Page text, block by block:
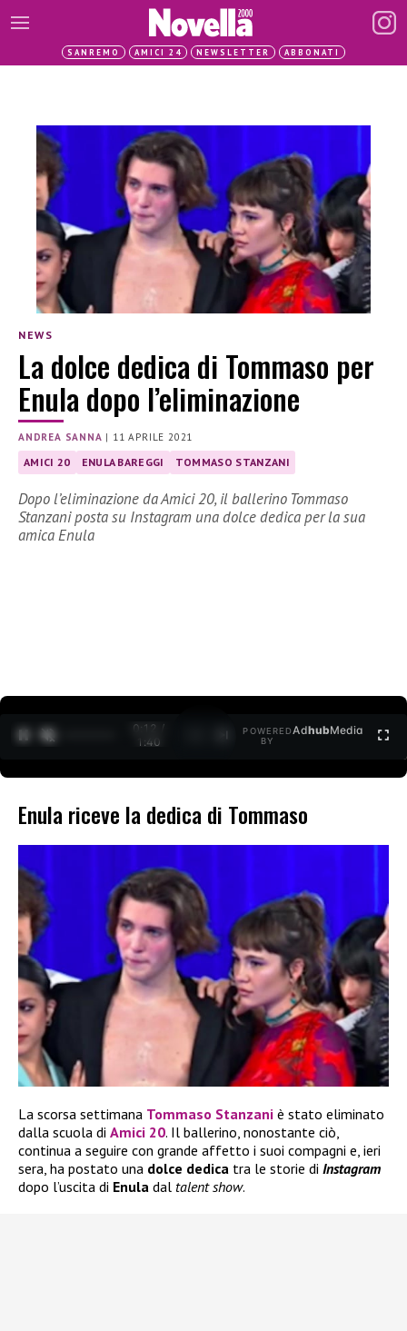
SANREMO AMICI 24 NEWSLETTER ABBONATI
NEWS
La dolce dedica di Tommaso per
Enula dopo l’eliminazione
ANDREA SANNA | 11 APRILE 2021
AMICI 20 ENULA BAREGGI TOMMASO STANZANI
Dopo l’eliminazione da Amici 20, il ballerino Tommaso
Stanzani posta su Instagram una dolce dedica per la sua
amica Enula
0:13 /
1:40
POWERED
BY
AdhubMedia
Enula riceve la dedica di Tommaso
La scorsa settimana Tommaso Stanzani è stato eliminato
dalla scuola di Amici 20. Il ballerino, nonostante ciò,
continua a seguire con grande affetto i suoi compagni e, ieri
sera, ha postato una dolce dedica tra le storie di Instagram
dopo l’uscita di Enula dal talent show.